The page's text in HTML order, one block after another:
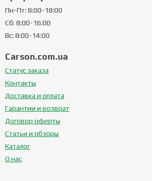
Пн-Пт: 8:00-18:00
Сб: 8:00-16:00
Вс: 8:00-14:00
Carson.com.ua
Статус заказа
Контакты
Доставка и оплата
Гарантии и возврат
Договор оферты
Статьи и обзоры
Каталог
О нас